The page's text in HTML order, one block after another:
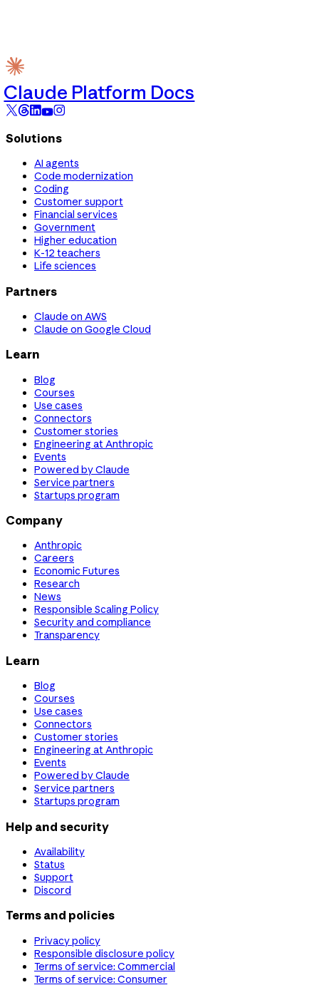
Claude Platform Docs
Solutions
AI agents
Code modernization
Coding
Customer support
Financial services
Government
Higher education
K-12 teachers
Life sciences
Partners
Claude on AWS
Claude on Google Cloud
Learn
Blog
Courses
Use cases
Connectors
Customer stories
Engineering at Anthropic
Events
Powered by Claude
Service partners
Startups program
Company
Anthropic
Careers
Economic Futures
Research
News
Responsible Scaling Policy
Security and compliance
Transparency
Learn
Blog
Courses
Use cases
Connectors
Customer stories
Engineering at Anthropic
Events
Powered by Claude
Service partners
Startups program
Help and security
Availability
Status
Support
Discord
Terms and policies
Privacy policy
Responsible disclosure policy
Terms of service: Commercial
Terms of service: Consumer